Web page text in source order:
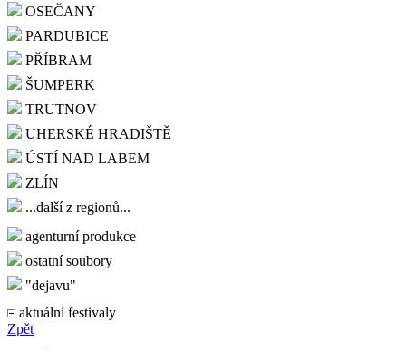
OSEČANY
PARDUBICE
PŘÍBRAM
ŠUMPERK
TRUTNOV
UHERSKÉ HRADIŠTĚ
ÚSTÍ NAD LABEM
ZLÍN
...další z regionů...
agenturní produkce
ostatní soubory
"dejavu"
aktuální festivaly
Zpět